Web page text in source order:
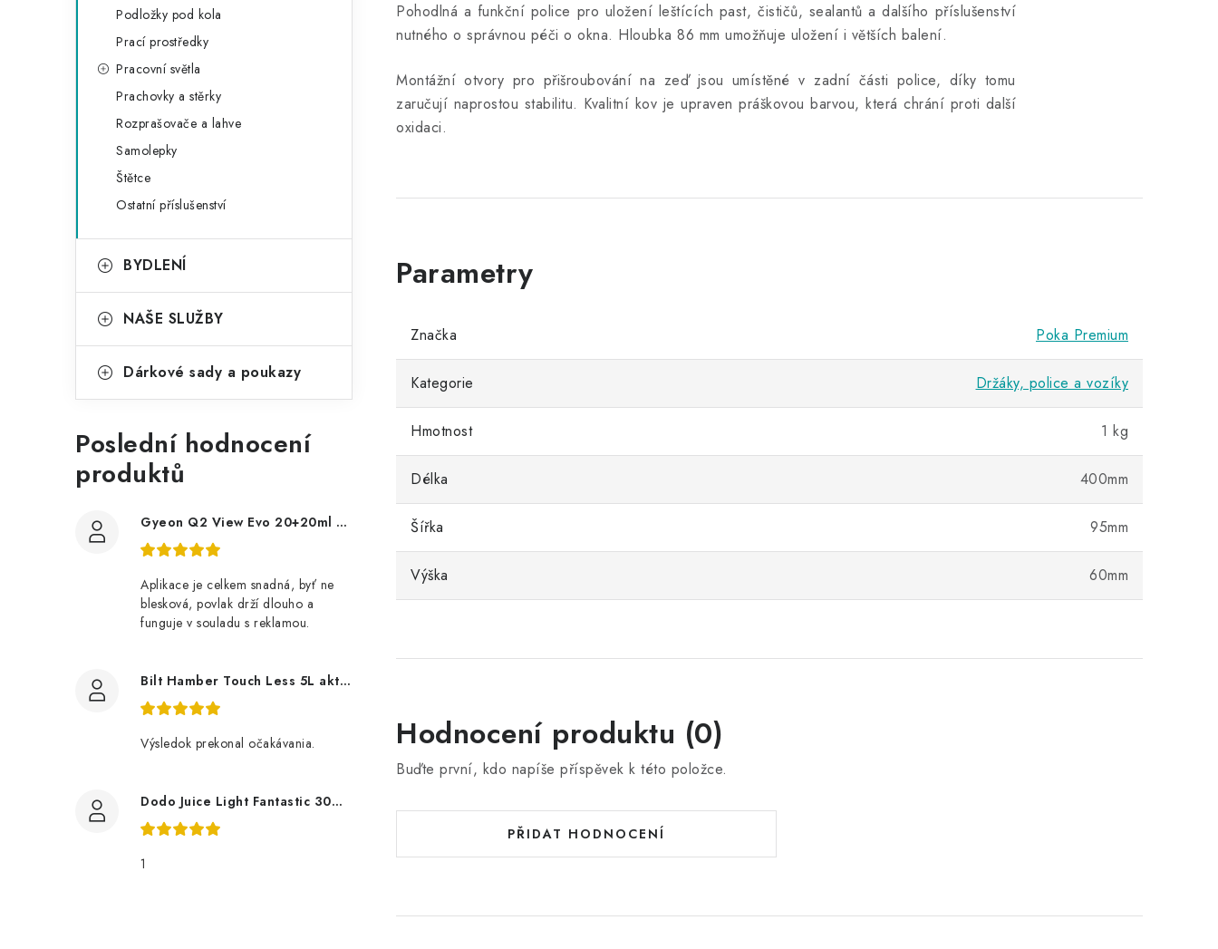
Podložky pod kola
Prací prostředky
Pracovní světla
Prachovky a stěrky
Rozprašovače a lahve
Samolepky
Štětce
Ostatní příslušenství
BYDLENÍ
NAŠE SLUŽBY
Dárkové sady a poukazy
Poslední hodnocení
produktů
Gyeon Q2 View Evo 20+20ml nanopovlak na okna
Aplikace je celkem snadná, byť ne
blesková, povlak drží dlouho a
funguje v souladu s reklamou.
Bilt Hamber Touch Less 5L aktivní pěna
Výsledok prekonal očakávania.
Dodo Juice Light Fantastic 30ml měkký vosk
1
Pohodlná a funkční police pro uložení leštících past, čističů, sealantů a dalšího příslušenství
nutného o správnou péči o okna. Hloubka 86 mm umožňuje uložení i větších balení.
Montážní otvory pro přišroubování na zeď jsou umístěné v zadní části police, díky tomu
zaručují naprostou stabilitu. Kvalitní kov je upraven práškovou barvou, která chrání proti další
oxidaci.
Značka Poka Premium
Kategorie Držáky, police a vozíky
Hmotnost 1 kg
Délka 400mm
Šířka 95mm
Výška 60mm
Hodnocení produktu (0)
Buďte první, kdo napíše příspěvek k této položce.
PŘIDAT HODNOCENÍ